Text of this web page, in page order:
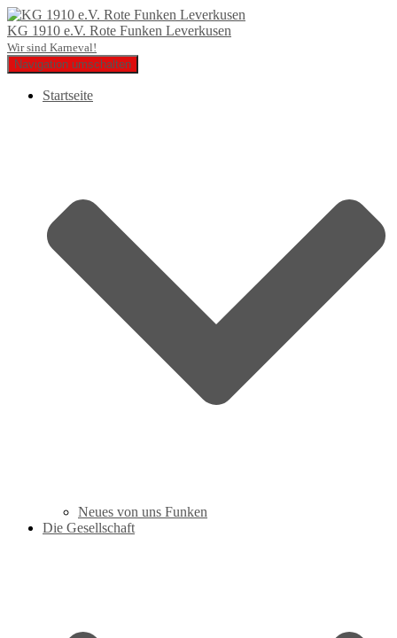
KG 1910 e.V. Rote Funken Leverkusen
Wir sind Karneval!
Navigation umschalten
Startseite
Neues von uns Funken
Die Gesellschaft